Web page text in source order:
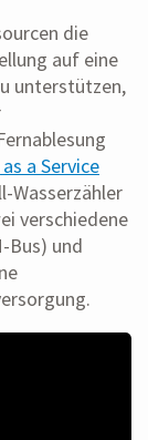
die
auf eine
unterstützen,
a Service
Wasserzähler
verschiedene
Bus) und